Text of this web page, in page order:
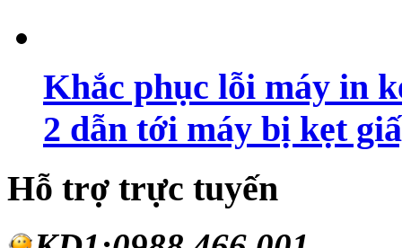
Khắc phục lỗi máy in
2 dẫn tới máy bị kẹt
Hỗ trợ trực tuyến